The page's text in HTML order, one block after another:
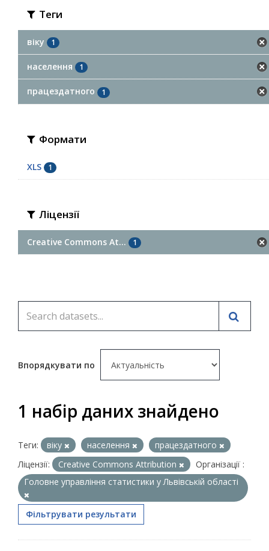
Теги
віку 1
населення 1
працездатного 1
Формати
XLS 1
Ліцензії
Creative Commons At... 1
Впорядкувати по
1 набір даних знайдено
Теги: віку населення
працездатного
Ліцензії:
Creative Commons Attribution
Організації :
Головне управління статистики у Львівській області
Фільтрувати результати